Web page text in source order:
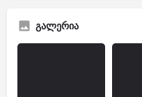
გალერია